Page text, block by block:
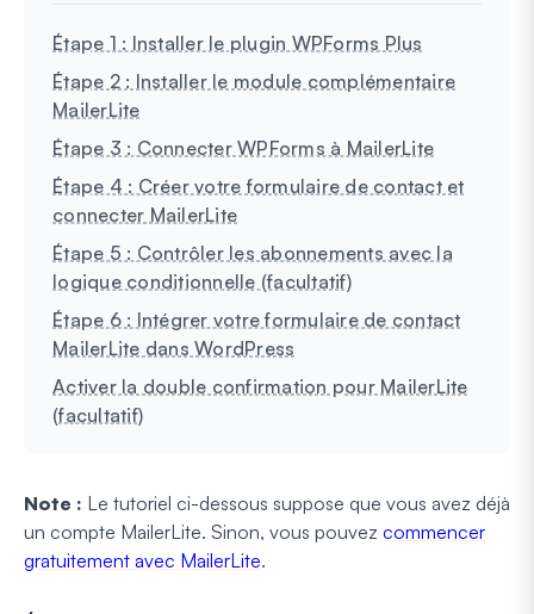
Étape 1 : Installer le plugin WPForms Plus
Étape 2 : Installer le module complémentaire
MailerLite
Étape 3 : Connecter WPForms à MailerLite
Étape 4 : Créer votre formulaire de contact et
connecter MailerLite
Étape 5 : Contrôler les abonnements avec la
logique conditionnelle (facultatif)
Étape 6 : Intégrer votre formulaire de contact
MailerLite dans WordPress
Activer la double confirmation pour MailerLite
(facultatif)
Note : Le tutoriel ci-dessous suppose que vous avez déjà
un compte MailerLite. Sinon, vous pouvez commencer
gratuitement avec MailerLite.